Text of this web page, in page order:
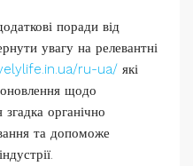
поради від
увагу на релевантні
ru-ua/ які
щодо
органічно
та допоможе